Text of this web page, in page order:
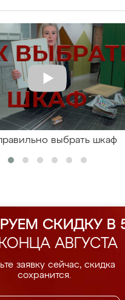
выбрать шкаф
СКИДКУ В
АВГУСТА
заявку сейчас, скидка
сохранится.